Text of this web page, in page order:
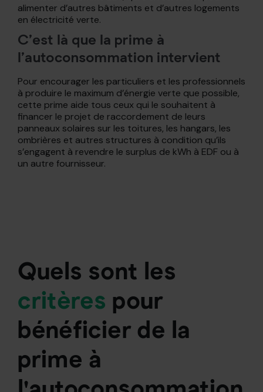
alimenter d’autres bâtiments et d’autres logements
en électricité verte.
C’est là que la prime à
l’autoconsommation intervient
Pour encourager les particuliers et les professionnels
à produire le maximum d’énergie verte que possible,
cette prime aide tous ceux qui le souhaitent à
financer le projet de raccordement de leurs
panneaux solaires sur les toitures, les hangars, les
ombrières et autres structures à condition qu’ils
s’engagent à revendre le surplus de kWh à EDF ou à
un autre fournisseur.
Quels sont les
critères pour
bénéficier de la
prime à